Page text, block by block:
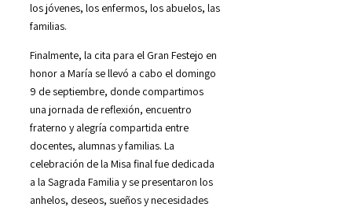
los jóvenes, los enfermos, los abuelos, las
familias.
Finalmente, la cita para el Gran Festejo en
honor a María se llevó a cabo el domingo
9 de septiembre, donde compartimos
una jornada de reflexión, encuentro
fraterno y alegría compartida entre
docentes, alumnas y familias. La
celebración de la Misa final fue dedicada
a la Sagrada Familia y se presentaron los
anhelos, deseos, sueños y necesidades